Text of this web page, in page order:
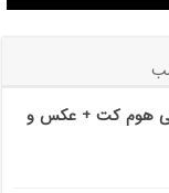
هوم کت + عکس و